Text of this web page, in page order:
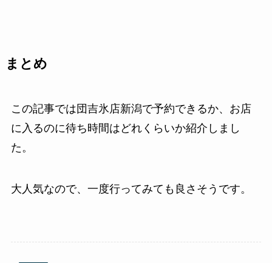
まとめ
この記事では団吉氷店新潟で予約できるか、お店
に入るのに待ち時間はどれくらいか紹介しまし
た。
大人気なので、一度行ってみても良さそうです。